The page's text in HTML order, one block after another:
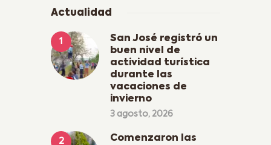
Actualidad
San José registró un
buen nivel de
actividad turística
durante las
vacaciones de
invierno
3 agosto, 2026
Comenzaron las